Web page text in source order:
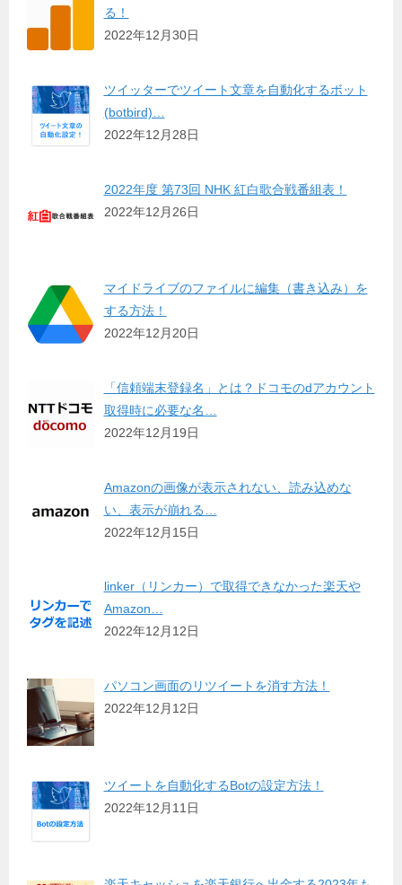
る！
2022年12月30日
ツイッターでツイート文章を自動化するボット
(botbird)…
2022年12月28日
2022年度 第73回 NHK 紅白歌合戦番組表！
2022年12月26日
マイドライブのファイルに編集（書き込み）を
する方法！
2022年12月20日
「信頼端末登録名」とは？ドコモのdアカウント
取得時に必要な名…
2022年12月19日
Amazonの画像が表示されない、読み込めな
い、表示が崩れる…
2022年12月15日
linker（リンカー）で取得できなかった楽天や
Amazon…
2022年12月12日
パソコン画面のリツイートを消す方法！
2022年12月12日
ツイートを自動化するBotの設定方法！
2022年12月11日